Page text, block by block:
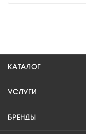
КАТАЛОГ
УСЛУГИ
БРЕНДЫ